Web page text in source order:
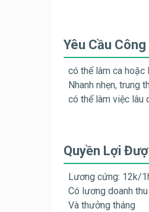
Yêu Cầu
có thể làm ca hoặc
Nhanh nhẹn, trung
có thể làm việc lâu
Quyền Lợi
Lương cứng: 12k/
Có lương doanh thu
Và thưởng tháng